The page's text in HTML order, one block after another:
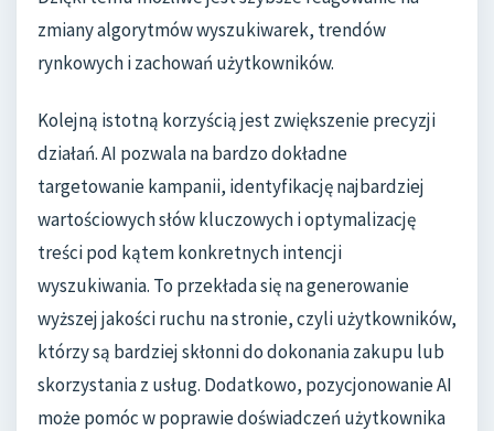
zmiany algorytmów wyszukiwarek, trendów
rynkowych i zachowań użytkowników.
Kolejną istotną korzyścią jest zwiększenie precyzji
działań. AI pozwala na bardzo dokładne
targetowanie kampanii, identyfikację najbardziej
wartościowych słów kluczowych i optymalizację
treści pod kątem konkretnych intencji
wyszukiwania. To przekłada się na generowanie
wyższej jakości ruchu na stronie, czyli użytkowników,
którzy są bardziej skłonni do dokonania zakupu lub
skorzystania z usług. Dodatkowo, pozycjonowanie AI
może pomóc w poprawie doświadczeń użytkownika